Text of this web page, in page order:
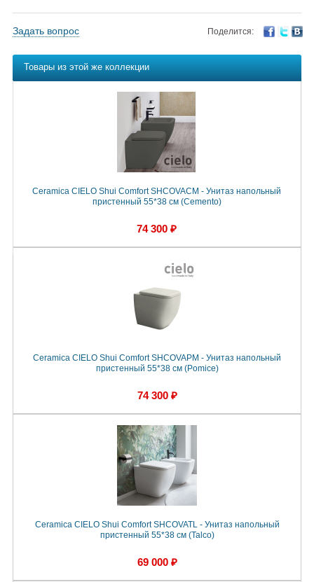
Задать вопрос Поделится:
Товары из этой же коллекции
Ceramica CIELO Shui Comfort SHCOVACM - Унитаз напольный
пристенный 55*38 см (Cemento)
74 300 ₽
Ceramica CIELO Shui Comfort SHCOVAPM - Унитаз напольный
пристенный 55*38 см (Pomice)
74 300 ₽
Ceramica CIELO Shui Comfort SHCOVATL - Унитаз напольный
пристенный 55*38 см (Talco)
69 000 ₽